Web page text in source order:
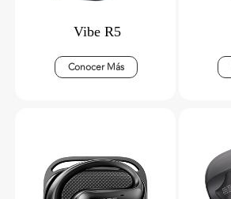
Vibe R5
Conocer Más